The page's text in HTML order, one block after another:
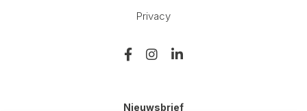
Privacy
Nieuwsbrief